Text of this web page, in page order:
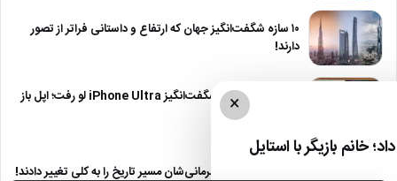
۱۰ سازه شگفت‌انگیز جهان که ارتفاع و داستانی فراتر از تصور
دارند!
رنگ‌های رسمی و شگفت‌انگیز iPhone Ultra لو رفت؛ اپل باز
هم به سادگی…
×
خانم بازیگر با استایل